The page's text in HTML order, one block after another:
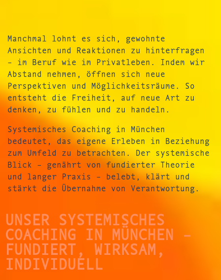
Manchmal lohnt es sich, gewohnte
Ansichten und Reaktionen zu hinterfragen
– im Beruf wie im Privatleben. Indem wir
Abstand nehmen, öffnen sich neue
Perspektiven und Möglichkeitsräume. So
entsteht die Freiheit, auf neue Art zu
denken, zu fühlen und zu handeln.
Systemisches Coaching in München
bedeutet, das eigene Erleben in Beziehung
zum Umfeld zu betrachten. Der systemische
Blick – genährt von fundierter Theorie
und langer Praxis – belebt, klärt und
stärkt die Übernahme von Verantwortung.
UNSER SYSTEMISCHES
COACHING IN MÜNCHEN –
FUNDIERT, WIRKSAM,
INDIVIDUELL